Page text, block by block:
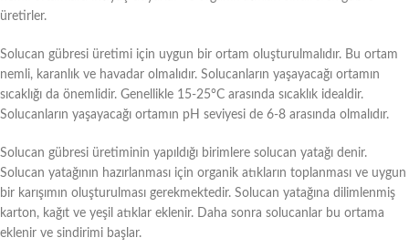
üretirler.
Solucan gübresi üretimi için uygun bir ortam oluşturulmalıdır. Bu ortam
nemli, karanlık ve havadar olmalıdır. Solucanların yaşayacağı ortamın
sıcaklığı da önemlidir. Genellikle 15-25°C arasında sıcaklık idealdir.
Solucanların yaşayacağı ortamın pH seviyesi de 6-8 arasında olmalıdır.
Solucan gübresi üretiminin yapıldığı birimlere solucan yatağı denir.
Solucan yatağının hazırlanması için organik atıkların toplanması ve uygun
bir karışımın oluşturulması gerekmektedir. Solucan yatağına dilimlenmiş
karton, kağıt ve yeşil atıklar eklenir. Daha sonra solucanlar bu ortama
eklenir ve sindirimi başlar.